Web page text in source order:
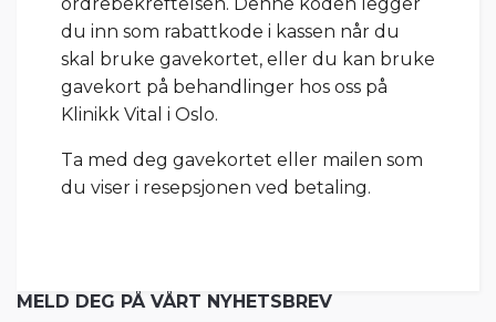
MELD DEG PÅ VÅRT NYHETSBREV
du inn som rabattkode i kassen når du
skal bruke gavekortet, eller du kan bruke
gavekort på behandlinger hos oss på
Klinikk Vital i Oslo.
Ta med deg gavekortet eller mailen som
du viser i resepsjonen ved betaling.